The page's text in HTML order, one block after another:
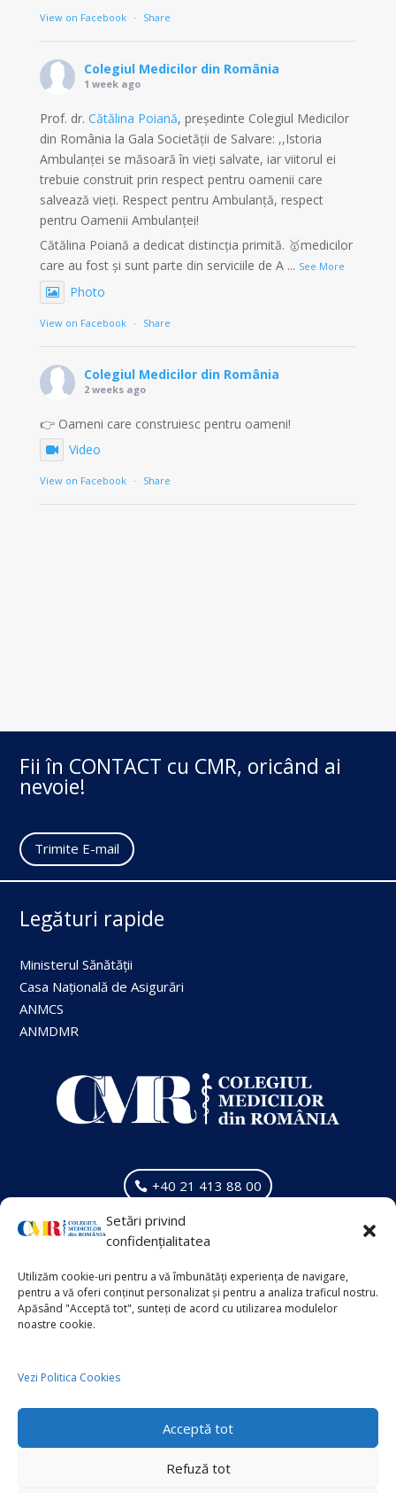
Setări privind
confidențialitatea
Utilizăm cookie-uri pentru a vă îmbunătăți experiența de navigare,
pentru a vă oferi conținut personalizat și pentru a analiza traficul nostru.
Apăsând "Acceptă tot", sunteți de acord cu utilizarea modulelor
noastre cookie.
Vezi Politica Cookies
Acceptă tot
Refuză tot
View on Facebook
· Share
Colegiul Medicilor din România
1 week ago
Prof. dr. Cătălina Poiană, președinte Colegiul Medicilor
din România la Gala Societății de Salvare: ,,Istoria
Ambulanței se măsoară în vieți salvate, iar viitorul ei
trebuie construit prin respect pentru oamenii care
salvează vieți. Respect pentru Ambulanță, respect
pentru Oamenii Ambulanței!
Cătălina Poiană a dedicat distincția primită. 🥇medicilor
care au fost și sunt parte din serviciile de A ... See More
Photo
View on Facebook · Share
Colegiul Medicilor din România
2 weeks ago
👉 Oameni care construiesc pentru oameni!
Video
View on Facebook · Share
Fii în CONTACT cu CMR, oricând ai
nevoie!
Trimite E-mail
Legături rapide
Ministerul Sănătății
Casa Națională de Asigurări
ANMCS
ANMDMR
+40 21 413 88 00
VECHIUL SITE
Info Suplimentar
Politica de Cookies